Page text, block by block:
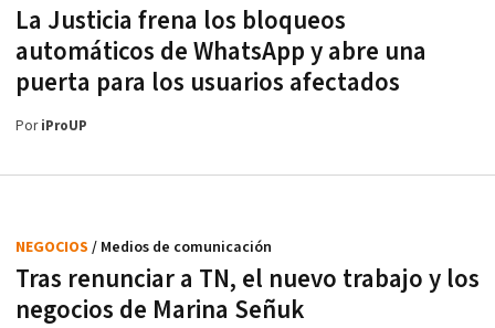
La Justicia frena los bloqueos
automáticos de WhatsApp y abre una
puerta para los usuarios afectados
PoriProUP
Tras renunciar a TN, el nuevo trabajo y los
negocios de Marina Señuk
NEGOCIOS / Medios de comunicación